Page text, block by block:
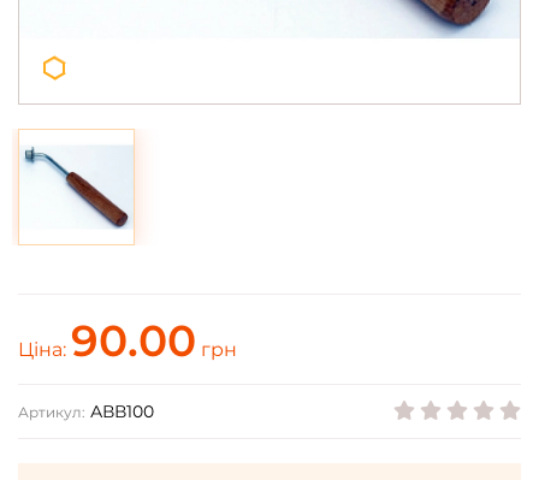
Ціна: 90.00 грн
Артикул: АВВ100